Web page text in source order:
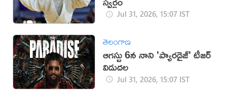
Jul 31, 2026, 15:07 IST
తెలంగాణ
ఆగస్టు 6న నాని 'ప్యారడైజ్' టీజర్
విడుదల
Jul 31, 2026, 15:07 IST